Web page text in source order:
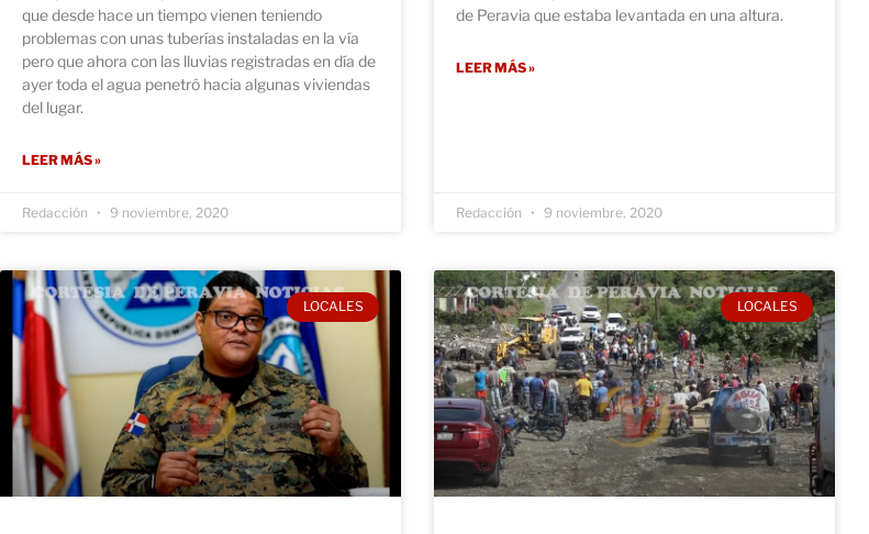
que desde hace un tiempo vienen teniendo
problemas con unas tuberías instaladas en la vía
pero que ahora con las lluvias registradas en día de
ayer toda el agua penetró hacia algunas viviendas
del lugar.
LEER MÁS »
Redacción 9 noviembre, 2020
de Peravia que estaba levantada en una altura.
LEER MÁS »
Redacción 9 noviembre, 2020
LOCALES LOCALES